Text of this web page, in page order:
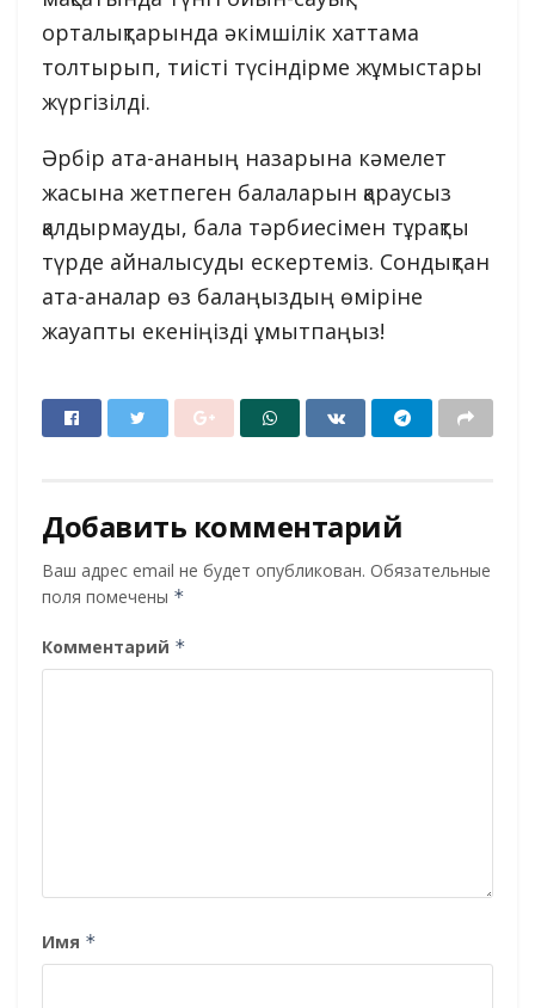
орталықтарында әкімшілік хаттама
толтырып, тиісті түсіндірме жұмыстары
жүргізілді.
Әрбір ата-ананың назарына кәмелет
жасына жетпеген балаларын қараусыз
қалдырмауды, бала тәрбиесімен тұрақты
түрде айналысуды ескертеміз. Сондықтан
ата-аналар өз балаңыздың өміріне
жауапты екеніңізді ұмытпаңыз!
Добавить комментарий
Ваш адрес email не будет опубликован. Обязательные
поля помечены *
Комментарий *
Имя *